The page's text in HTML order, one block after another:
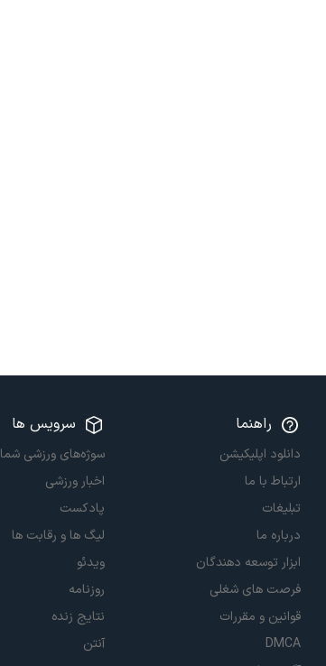
راهنما
دانلود اپلیکیشن
ارتباط با ما
تبلیغات
درباره ما
ابزار توسعه دهندگان
فرصت های شغلی
قوانین و مقررات
DMCA
سرویس ها
سوژه‌های ورزشی شما
اخبار ورزشی
پادکست
لیگ ها و رقابت ها
ویدئو
روزنامه
نتایج زنده
آنتن